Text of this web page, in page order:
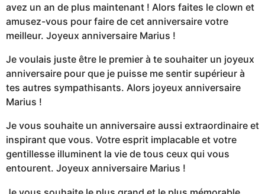
avez un an de plus maintenant ! Alors faites le clown et
amusez-vous pour faire de cet anniversaire votre
meilleur. Joyeux anniversaire Marius !
Je voulais juste être le premier à te souhaiter un joyeux
anniversaire pour que je puisse me sentir supérieur à
tes autres sympathisants. Alors joyeux anniversaire
Marius !
Je vous souhaite un anniversaire aussi extraordinaire et
inspirant que vous. Votre esprit implacable et votre
gentillesse illuminent la vie de tous ceux qui vous
entourent. Joyeux anniversaire Marius !